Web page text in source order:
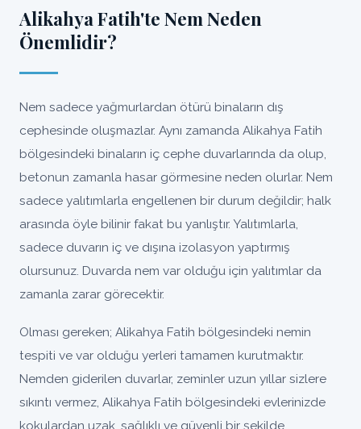
Alikahya Fatih'te Nem Neden
Önemlidir?
Nem sadece yağmurlardan ötürü binaların dış
cephesinde oluşmazlar. Aynı zamanda Alikahya Fatih
bölgesindeki binaların iç cephe duvarlarında da olup,
betonun zamanla hasar görmesine neden olurlar. Nem
sadece yalıtımlarla engellenen bir durum değildir; halk
arasında öyle bilinir fakat bu yanlıştır. Yalıtımlarla,
sadece duvarın iç ve dışına izolasyon yaptırmış
olursunuz. Duvarda nem var olduğu için yalıtımlar da
zamanla zarar görecektir.
Olması gereken; Alikahya Fatih bölgesindeki nemin
tespiti ve var olduğu yerleri tamamen kurutmaktır.
Nemden giderilen duvarlar, zeminler uzun yıllar sizlere
sıkıntı vermez, Alikahya Fatih bölgesindeki evlerinizde
kokulardan uzak, sağlıklı ve güvenli bir şekilde